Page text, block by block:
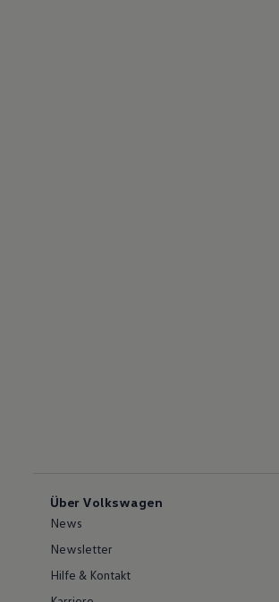
Über Volkswagen
News
Newsletter
Hilfe & Kontakt